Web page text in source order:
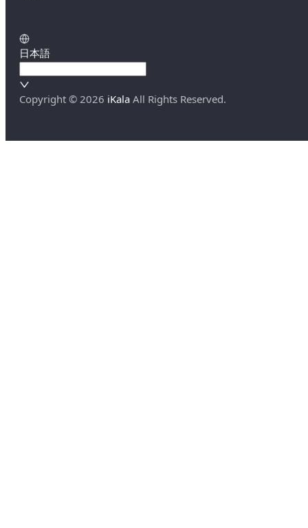
日本語
Copyright © 2026 iKala All Rights Reserved.